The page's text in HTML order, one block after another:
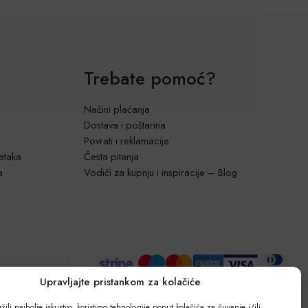
Upravljajte pristankom za kolačiće
Trebate pomoć?
Načini plaćanja
Dostava i poštarina
Povrati i reklamacije
Česta pitanja
Vodiči za kupnju i inspiracije – Blog